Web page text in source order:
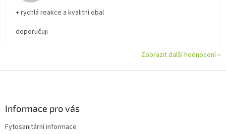
+ rychlá reakce a kvalitní obal
doporučuji
Zobrazit další hodnocení
Informace pro vás
Fytosanitární informace